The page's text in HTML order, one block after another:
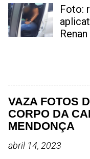
Foto:
região
No
VAZA FOTOS
CORPO DA
MENDONÇA
abril 14, 2023